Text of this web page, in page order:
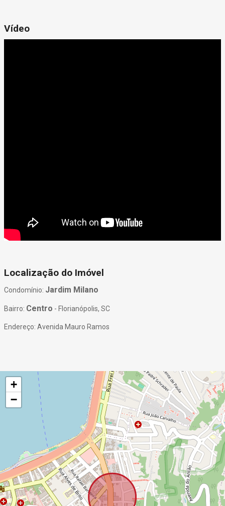
Vídeo
Localização do Imóvel
Condomínio: Jardim Milano
Bairro: Centro - Florianópolis, SC
Endereço: Avenida Mauro Ramos
+
−